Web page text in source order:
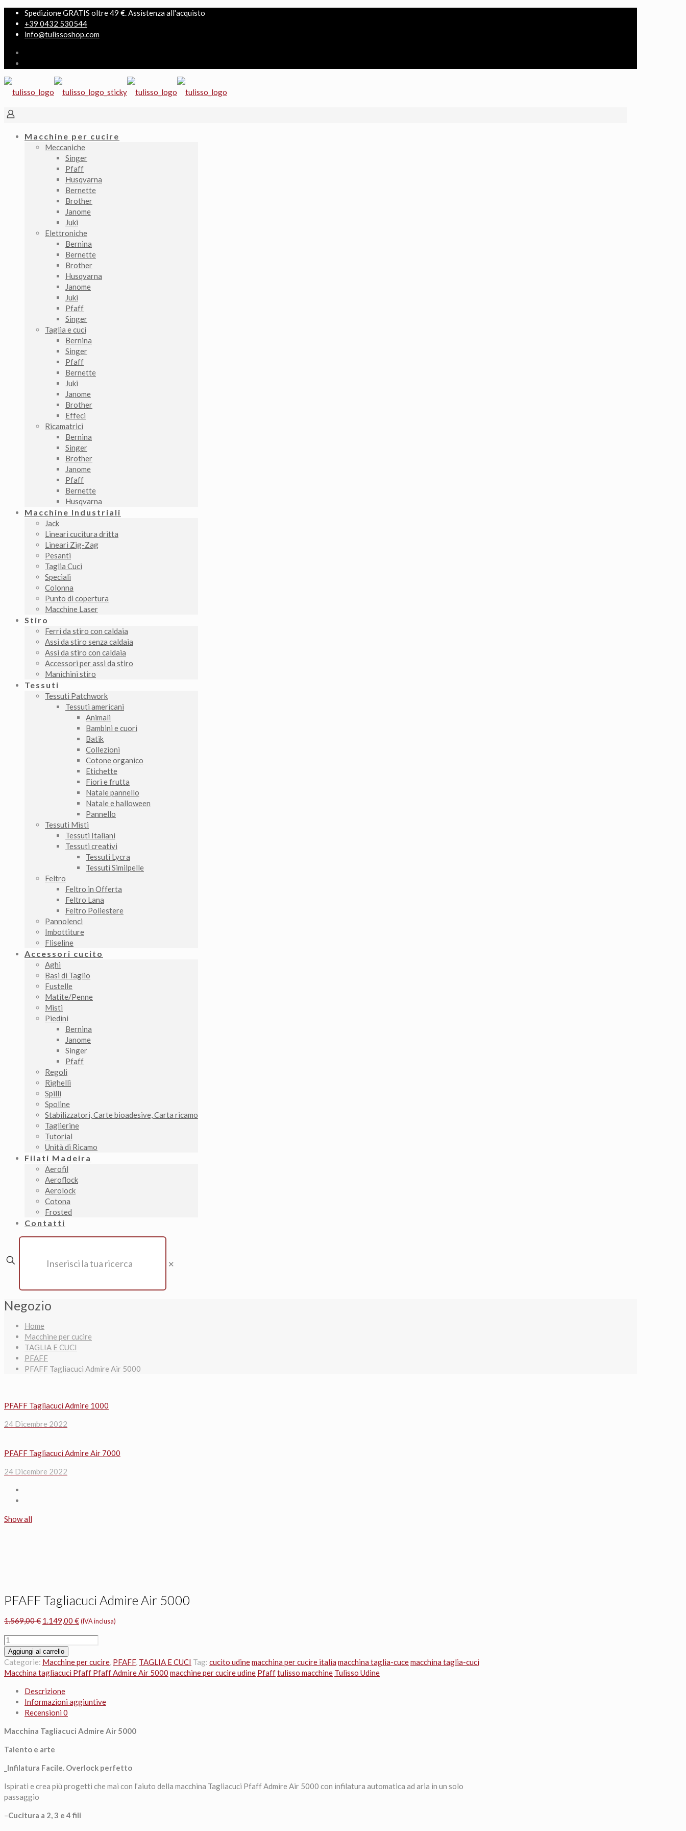
Spedizione GRATIS oltre 49 €. Assistenza all'acquisto
+39 0432 530544
info@tulissoshop.com
Macchine per cucire
Meccaniche
Singer
Pfaff
Husqvarna
Bernette
Brother
Janome
Juki
Elettroniche
Bernina
Bernette
Brother
Husqvarna
Janome
Juki
Pfaff
Singer
Taglia e cuci
Bernina
Singer
Pfaff
Bernette
Juki
Janome
Brother
Effeci
Ricamatrici
Bernina
Singer
Brother
Janome
Pfaff
Bernette
Husqvarna
Macchine Industriali
Jack
Lineari cucitura dritta
Lineari Zig-Zag
Pesanti
Taglia Cuci
Speciali
Colonna
Punto di copertura
Macchine Laser
Stiro
Ferri da stiro con caldaia
Assi da stiro senza caldaia
Assi da stiro con caldaia
Accessori per assi da stiro
Manichini stiro
Tessuti
Tessuti Patchwork
Tessuti americani
Animali
Bambini e cuori
Batik
Collezioni
Cotone organico
Etichette
Fiori e frutta
Natale pannello
Natale e halloween
Pannello
Tessuti Misti
Tessuti Italiani
Tessuti creativi
Tessuti Lycra
Tessuti Similpelle
Feltro
Feltro in Offerta
Feltro Lana
Feltro Poliestere
Pannolenci
Imbottiture
Fliseline
Accessori cucito
Aghi
Basi di Taglio
Fustelle
Matite/Penne
Misti
Piedini
Bernina
Janome
Singer
Pfaff
Regoli
Righelli
Spilli
Spoline
Stabilizzatori, Carte bioadesive, Carta ricamo
Taglierine
Tutorial
Unità di Ricamo
Filati Madeira
Aerofil
Aeroflock
Aerolock
Cotona
Frosted
Contatti
✕
Negozio
Home
Macchine per cucire
TAGLIA E CUCI
PFAFF
PFAFF Tagliacuci Admire Air 5000
PFAFF Tagliacuci Admire 1000
24 Dicembre 2022
PFAFF Tagliacuci Admire Air 7000
24 Dicembre 2022
Show all
PFAFF Tagliacuci Admire Air 5000
1.569,00€ Il
era:
1.569,00 €.
1.149,00 €Il
1.149,00 €.
(IVA inclusa)
PFAFF
Tagliacuci
Admire
Air
quantità
Aggiungi al carrello
Categorie: Macchine per cucire, PFAFF, TAGLIA E CUCI Tag: cucito udinemacchina per cucire italia macchina taglia-cucemacchina taglia-cuci
Macchina tagliacuci Pfaff Pfaff Admire Air 5000 macchine per cucire udine Pfafftulisso macchine Tulisso Udine
Descrizione
Informazioni aggiuntive
Recensioni 0
Macchina Tagliacuci Admire Air 5000
Talento e arte
Infilatura Facile. Overlock perfetto
Ispirati e crea più progetti che mai con l’aiuto della macchina Tagliacuci Pfaff Admire Air 5000 con infilatura automatica ad aria in un solo
passaggio
–Cucitura a 2, 3 e 4 fili